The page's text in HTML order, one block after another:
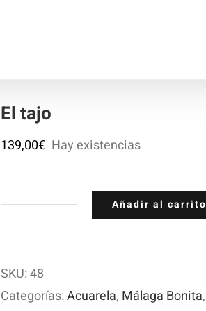
El tajo
139,00€ Hay existencias
Añadir al carrito
SKU:48
Categorías:Acuarela, Málaga Bonita,